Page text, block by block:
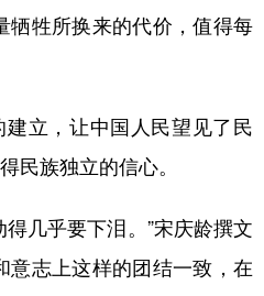
牲所换来的代价，值得每
立，让中国人民望见了民
民族独立的信心。
几乎要下泪。”宋庆龄撰文
意志上这样的团结一致，在